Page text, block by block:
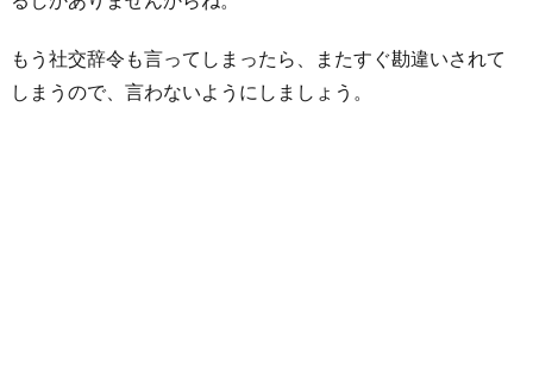
わ
り
に
もう社交辞令も言ってしまったら、またすぐ勘違いされて
しまうので、言わないようにしましょう。